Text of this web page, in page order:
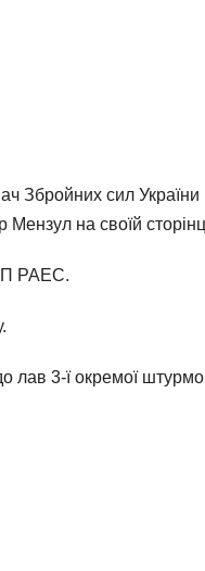
сил
на своїй
РАЕС.
лав 3-ї окремої